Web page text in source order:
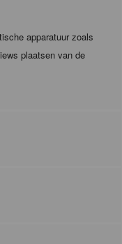
apparatuur zoals
plaatsen van de